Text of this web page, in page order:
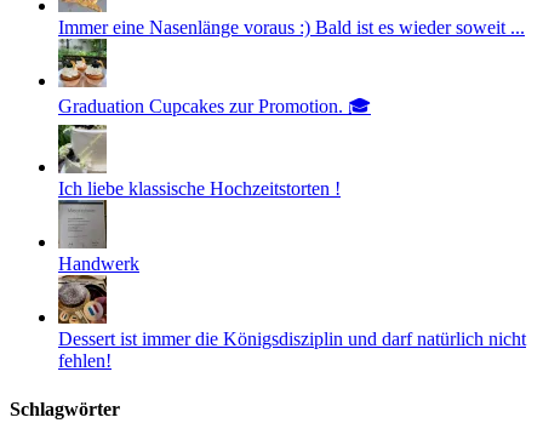
Immer eine Nasenlänge voraus :) Bald ist es wieder soweit ...
Graduation Cupcakes zur Promotion. 🎓
Ich liebe klassische Hochzeitstorten !
Handwerk
Dessert ist immer die Königsdisziplin und darf natürlich nicht
fehlen!
Schlagwörter